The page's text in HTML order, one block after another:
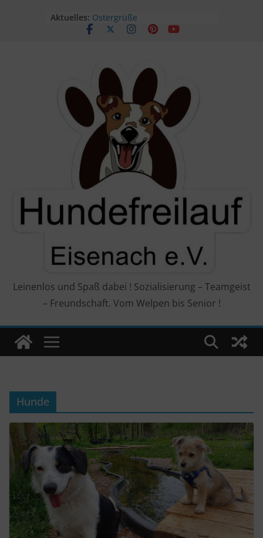
Aktuelles: Ostergrüße
Unser Sommerfest findet statt!
Leinenlos und Spaß dabei ! Sozialisierung – Teamgeist
– Freundschaft. Vom Welpen bis Senior !
Hunde